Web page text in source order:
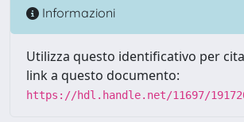
Informazioni
Utilizza questo identificativo per
link a questo documento:
https://hdl.handle.net/11697/